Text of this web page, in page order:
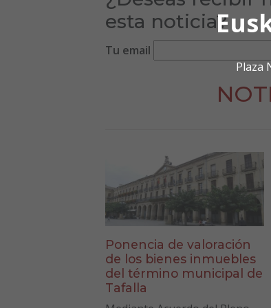
Plaza
esta noticia?
Tu email
Ponencia de valoración
de los bienes inmuebles
del término municipal de
Tafalla